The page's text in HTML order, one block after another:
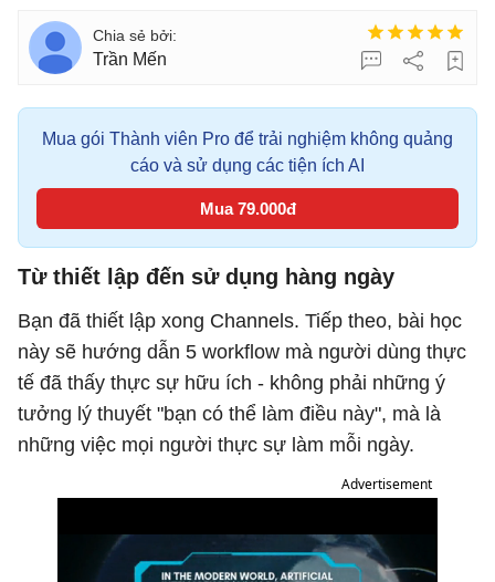
Trần Mến
Mua gói Thành viên Pro để trải nghiệm không quảng
cáo và sử dụng các tiện ích AI
Mua 79.000đ
Từ thiết lập đến sử dụng hàng ngày
Bạn đã thiết lập xong Channels. Tiếp theo, bài học
này sẽ hướng dẫn 5 workflow mà người dùng thực
tế đã thấy thực sự hữu ích - không phải những ý
tưởng lý thuyết "bạn có thể làm điều này", mà là
những việc mọi người thực sự làm mỗi ngày.
Advertisement